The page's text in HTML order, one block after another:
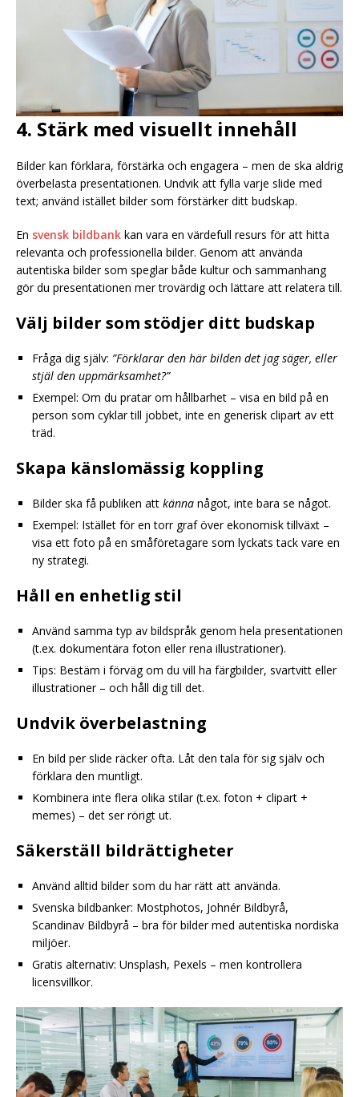
4. Stärk med visuellt innehåll
Bilder kan förklara, förstärka och engagera – men de ska aldrig
överbelasta presentationen. Undvik att fylla varje slide med
text; använd istället bilder som förstärker ditt budskap.
En svensk bildbank kan vara en värdefull resurs för att hitta
relevanta och professionella bilder. Genom att använda
autentiska bilder som speglar både kultur och sammanhang
gör du presentationen mer trovärdig och lättare att relatera till.
Välj bilder som stödjer ditt budskap
Fråga dig själv: ”Förklarar den här bilden det jag säger, eller
stjäl den uppmärksamhet?”
Exempel: Om du pratar om hållbarhet – visa en bild på en
person som cyklar till jobbet, inte en generisk clipart av ett
träd.
Skapa känslomässig koppling
Bilder ska få publiken att känna något, inte bara se något.
Exempel: Istället för en torr graf över ekonomisk tillväxt –
visa ett foto på en småföretagare som lyckats tack vare en
ny strategi.
Håll en enhetlig stil
Använd samma typ av bildspråk genom hela presentationen
(t.ex. dokumentära foton eller rena illustrationer).
Tips: Bestäm i förväg om du vill ha färgbilder, svartvitt eller
illustrationer – och håll dig till det.
Undvik överbelastning
En bild per slide räcker ofta. Låt den tala för sig själv och
förklara den muntligt.
Kombinera inte flera olika stilar (t.ex. foton + clipart +
memes) – det ser rörigt ut.
Säkerställ bildrättigheter
Använd alltid bilder som du har rätt att använda.
Svenska bildbanker: Mostphotos, Johnér Bildbyrå,
Scandinav Bildbyrå – bra för bilder med autentiska nordiska
miljöer.
Gratis alternativ: Unsplash, Pexels – men kontrollera
licensvillkor.